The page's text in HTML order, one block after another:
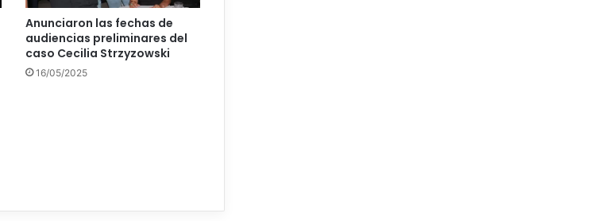
Anunciaron las fechas de
audiencias preliminares del
caso Cecilia Strzyzowski
16/05/2025